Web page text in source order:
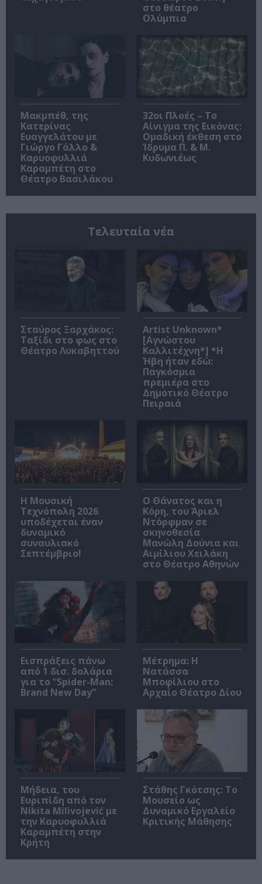
στο θέατρο
Ολύμπια
Μακμπέθ, της
Κατερίνας
Ευαγγελάτου με
Γιώργο Γάλλο &
Καρυοφυλλιά
Καραμπέτη στο
Θέατρο Βασιλάκου
32οι Πλοές – Το
Αίνιγμα της Εικόνας:
Ομαδική έκθεση στο
Ίδρυμα Π. & Μ.
Κυδωνιέως
Τελευταία νέα
Σταύρος Ξαρχάκος:
Ταξίδι στο φως στο
Θέατρο Λυκαβηττού
Artist Unknown*
[Αγνώστου
Καλλιτέχνη*] *Η
Ήβη ήταν εδώ:
Παγκόσμια
πρεμιέρα στο
Δημοτικό Θέατρο
Πειραιά
Η Μουσική
Τεχνόπολη 2026
υποδέχεται έναν
δυναμικό
συναυλιακό
Σεπτέμβριο!
Ο Θάνατος και η
Κόρη, του Άριελ
Ντόρφμαν σε
σκηνοθεσία
Μανώλη Δούνια και
Αιμίλιου Χειλάκη
στο Θέατρο Αθηνών
Εισπράξεις πάνω
από 1 δισ. δολάρια
για το “Spider-Man:
Brand New Day”
Μέτρημα: Η
Νατάσσα
Μποφίλιου στο
Αρχαίο Θέατρο Δίου
Μήδεια, του
Ευριπίδη από τον
Nikita Milivojević με
την Καρυοφυλλιά
Καραμπέτη στην
Κρήτη
Στάθης Γκότσης: Το
Μουσείο ως
Δυναμικό Εργαλείο
Κριτικής Μάθησης